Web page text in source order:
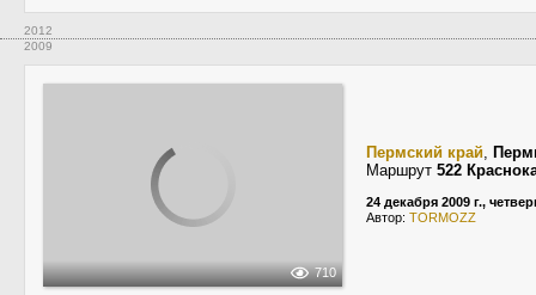
2012
2009
710
Пермский край,
Маршрут 522
24 декабря 2009 г.,
Автор: TORMOZZ